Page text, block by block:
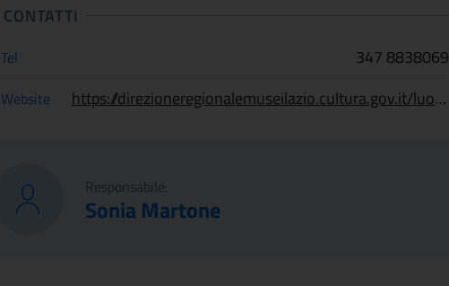
CONTATTI
Tel 347 8838069
Website https://direzioneregionalemuseilazio.cultura.gov.it/luoghi/chiesa-di-san-pietro/
Responsabile:
Sonia Martone